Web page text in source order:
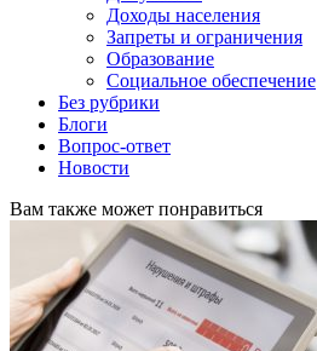
Доходы населения
Запреты и ограничения
Образование
Социальное обеспечение
Без рубрики
Блоги
Вопрос-ответ
Новости
Вам также может понравиться